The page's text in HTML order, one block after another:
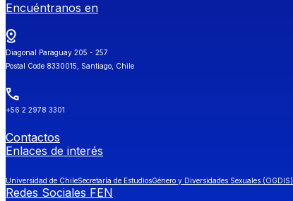
Encuéntranos en
Diagonal Paraguay 205 - 257
Postal Code 8330015, Santiago, Chile
+56 2 2978 3301
Contactos
Enlaces de interés
Universidad de ChileSecretaría de EstudiosGénero y Diversidades Sexuales (OGDIS)
Redes Sociales FEN